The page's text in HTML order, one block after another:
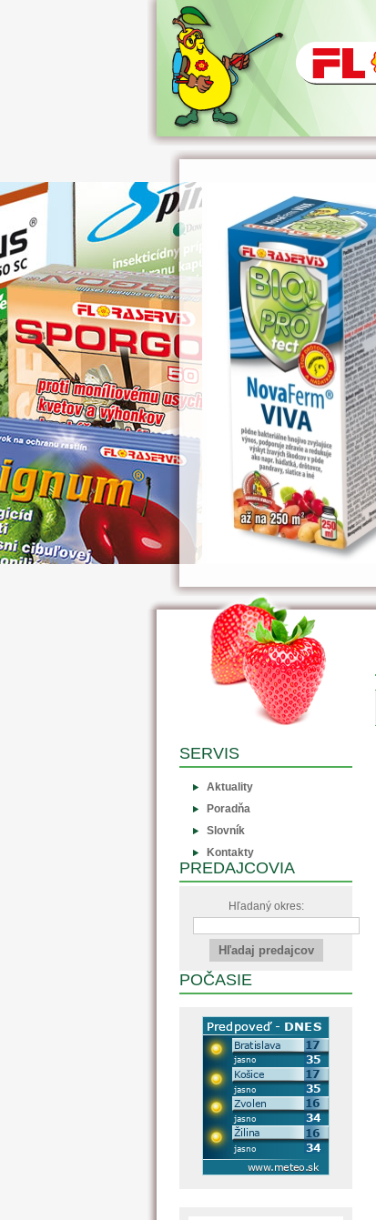
SERVIS
Aktuality
Poradňa
Slovník
Kontakty
PREDAJCOVIA
Hľadaný okres:
POČASIE